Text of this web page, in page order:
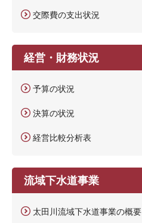
交際費の支出状況
経営・財務状況
予算の状況
決算の状況
経営比較分析表
流域下水道事業
太田川流域下水道事業の概要